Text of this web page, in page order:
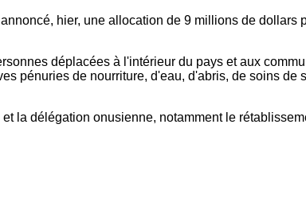
hier, une allocation de 9 millions de dollars
déplacées à l'intérieur du pays et aux
pénuries de nourriture, d'eau, d'abris, de soins de
la délégation onusienne, notamment le